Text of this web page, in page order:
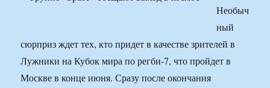
Необыч
ный
сюрприз ждет тех, кто придет в качестве зрителей в
Лужники на Кубок мира по регби-7, что пройдет в
Москве в конце июня. Сразу после окончания